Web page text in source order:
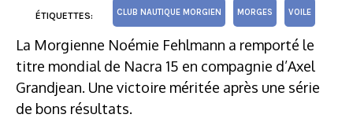
ÉTIQUETTES: CLUB NAUTIQUE MORGIEN MORGES VOILE
La Morgienne Noémie Fehlmann a remporté le
titre mondial de Nacra 15 en compagnie d’Axel
Grandjean. Une victoire méritée après une série
de bons résultats.